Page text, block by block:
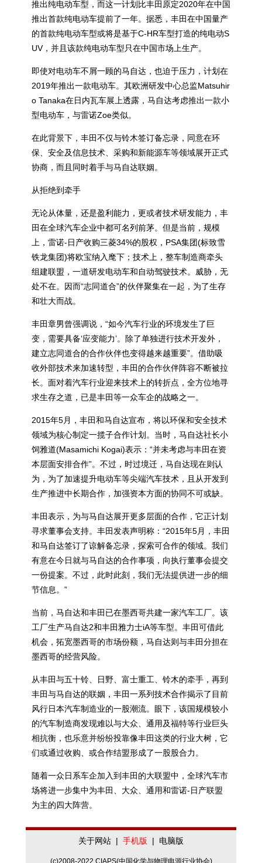
推出纯电动车型，而这一计划比丰田原定2020年在中国
推出首款纯电动车提前了一年。据悉，丰田在中国量产
的首款纯电动车型或将是基于C-HR车型打造的纯电动S
UV，并且该款纯电动车型只在中国市场上生产。
即使对电动车不屑一顾的马自达，也迫于压力，计划在
2019年推出一款电动车。其欧洲研发中心总监Matsuhir
o Tanaka在日内瓦车展上透露，马自达考虑推出一款小
型电动车，与雷诺Zoe类似。
在此背景下，丰田不仅与铃木签订备忘录，同意在环
保、安全及信息技术、采购和新能源车等领域展开正式
协商，而且同时着手与马自达联姻。
从拒绝到牵手
无论从体量，还是盈利能力，更或者技术研发能力，丰
田在全球汽车企业中都可名列前茅。但是当前，规模
上，雷诺-日产收购三菱34%的股权，PSA集团(标致雪
铁龙集团)将欧宝纳入麾下；技术上，整车制造商牵头
组建联盟，一道研发电动车和自动驾驶技术。威胁，无
处不在。因而“志同道合”的伙伴聚集在一起，为了生存
和壮大而战。
丰田章男曾强调说，“如今汽车行业的环境发生了巨
变，需要具备‘应变能力’。除了单独进行技术开发外，
建立志同道合的合作伙伴也变得越来越重要”。借助吸
收外部技术来加速转型，丰田的合作伙伴阵容不断被拉
长。面对着汽车行业迎来技术上的转折点，全方位地寻
求生存之道，已是丰田等一众车企的战略之一。
2015年5月，丰田和马自达宣布，将以环保和安全技术
领域为核心制定一揽子合作计划。当时，马自达社长小
饲雅道(Masamichi Kogai)表示：“并未考虑与丰田在资
本层面安排合作”。不过，时过境迁，马自达现在则认
为，为了加速提升电动车等尖端汽车技术，且从开发到
生产推进中长期合作，加强资本方面的协同不可或缺。
丰田表示，为与马自达展开更多层面的合作，它正计划
寻求董事会支持。丰田发表声明称：“2015年5月，丰田
和马自达签订了谅解备忘录，探索可合作的领域。我们
有意在今日就与马自达的合作事项，向执行董事会提交
一份提案。不过，此时此刻，我们无法提供进一步的细
节信息。”
当前，马自达和丰田已在墨西哥共建一家汽车工厂。该
工厂生产马自达2和丰田雅力士iA等车型。丰田可借此
机会，拓宽墨西哥的市场份额，马自达则与丰田分担在
墨西哥的经营风险。
从丰田与五十铃、日野、富士重工、铃木的牵手，再到
丰田与马自达的联姻，丰田一系列技术合作揭示了目前
风行日本汽车制造业的一股潮流。眼下，该国规模较小
的汽车制造商发现难以与大众、通用及福特等行业巨头
相抗衡，也乐意并纷纷投靠像丰田这类的行业大树，它
们或通过收购、或合作结盟形成了一股股合力。
随着一众日系车企加入到丰田的大联盟中，全球汽车市
场将进一步集中为丰田、大众、通用和雷诺-日产联盟
为主的四大阵营。
关于网站 | 手机版 | 电脑版
(c)2008-2022 CIAPS(中国化学与物理电源行业协会)